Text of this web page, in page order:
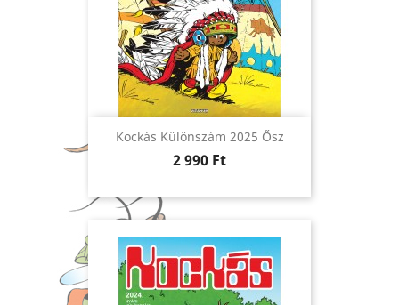
Kockás Különszám 2025 Ősz
Ár
2 990 Ft